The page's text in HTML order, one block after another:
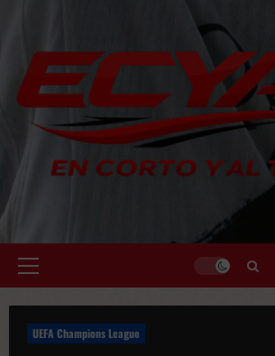
contenido
Menú
UEFA Champions League